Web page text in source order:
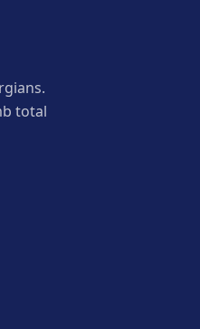
total